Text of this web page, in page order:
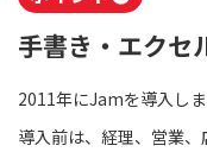
手書き・エクセ
2011年にJamを導入しま
導入前は、経理、営業